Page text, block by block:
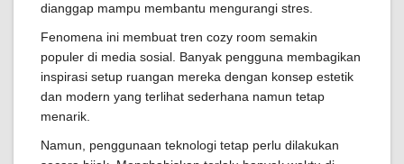
dianggap mampu membantu mengurangi stres.
Fenomena ini membuat tren cozy room semakin
populer di media sosial. Banyak pengguna membagikan
inspirasi setup ruangan mereka dengan konsep estetik
dan modern yang terlihat sederhana namun tetap
menarik.
Namun, penggunaan teknologi tetap perlu dilakukan